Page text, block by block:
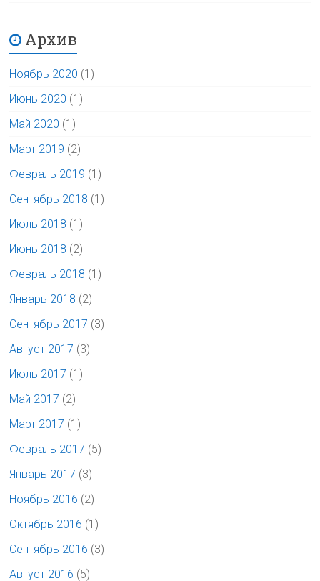
Архив
Ноябрь 2020 (1)
Июнь 2020 (1)
Май 2020 (1)
Март 2019 (2)
Февраль 2019 (1)
Сентябрь 2018 (1)
Июль 2018 (1)
Июнь 2018 (2)
Февраль 2018 (1)
Январь 2018 (2)
Сентябрь 2017 (3)
Август 2017 (3)
Июль 2017 (1)
Май 2017 (2)
Март 2017 (1)
Февраль 2017 (5)
Январь 2017 (3)
Ноябрь 2016 (2)
Октябрь 2016 (1)
Сентябрь 2016 (3)
Август 2016 (5)